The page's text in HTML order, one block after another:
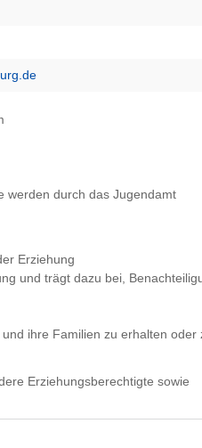
werden durch das Jugendamt
Erziehung
und trägt dazu bei,
ihre Familien zu erhalten oder
Erziehungsberechtigte sowie